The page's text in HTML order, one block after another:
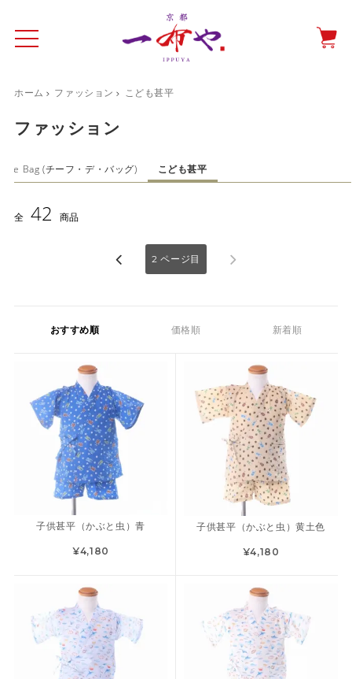
ド 一布やについて 商品をみる
光田愛のテーブルコーディネート
ホーム ファッション こども甚平
ファッション
de Bag (チーフ・デ・バッグ) こども甚平
全 42 商品
2ページ目
おすすめ順 価格順 新着順
子供甚平（かぶと虫）青
¥4,180
子供甚平（かぶと虫）黄土色
¥4,180